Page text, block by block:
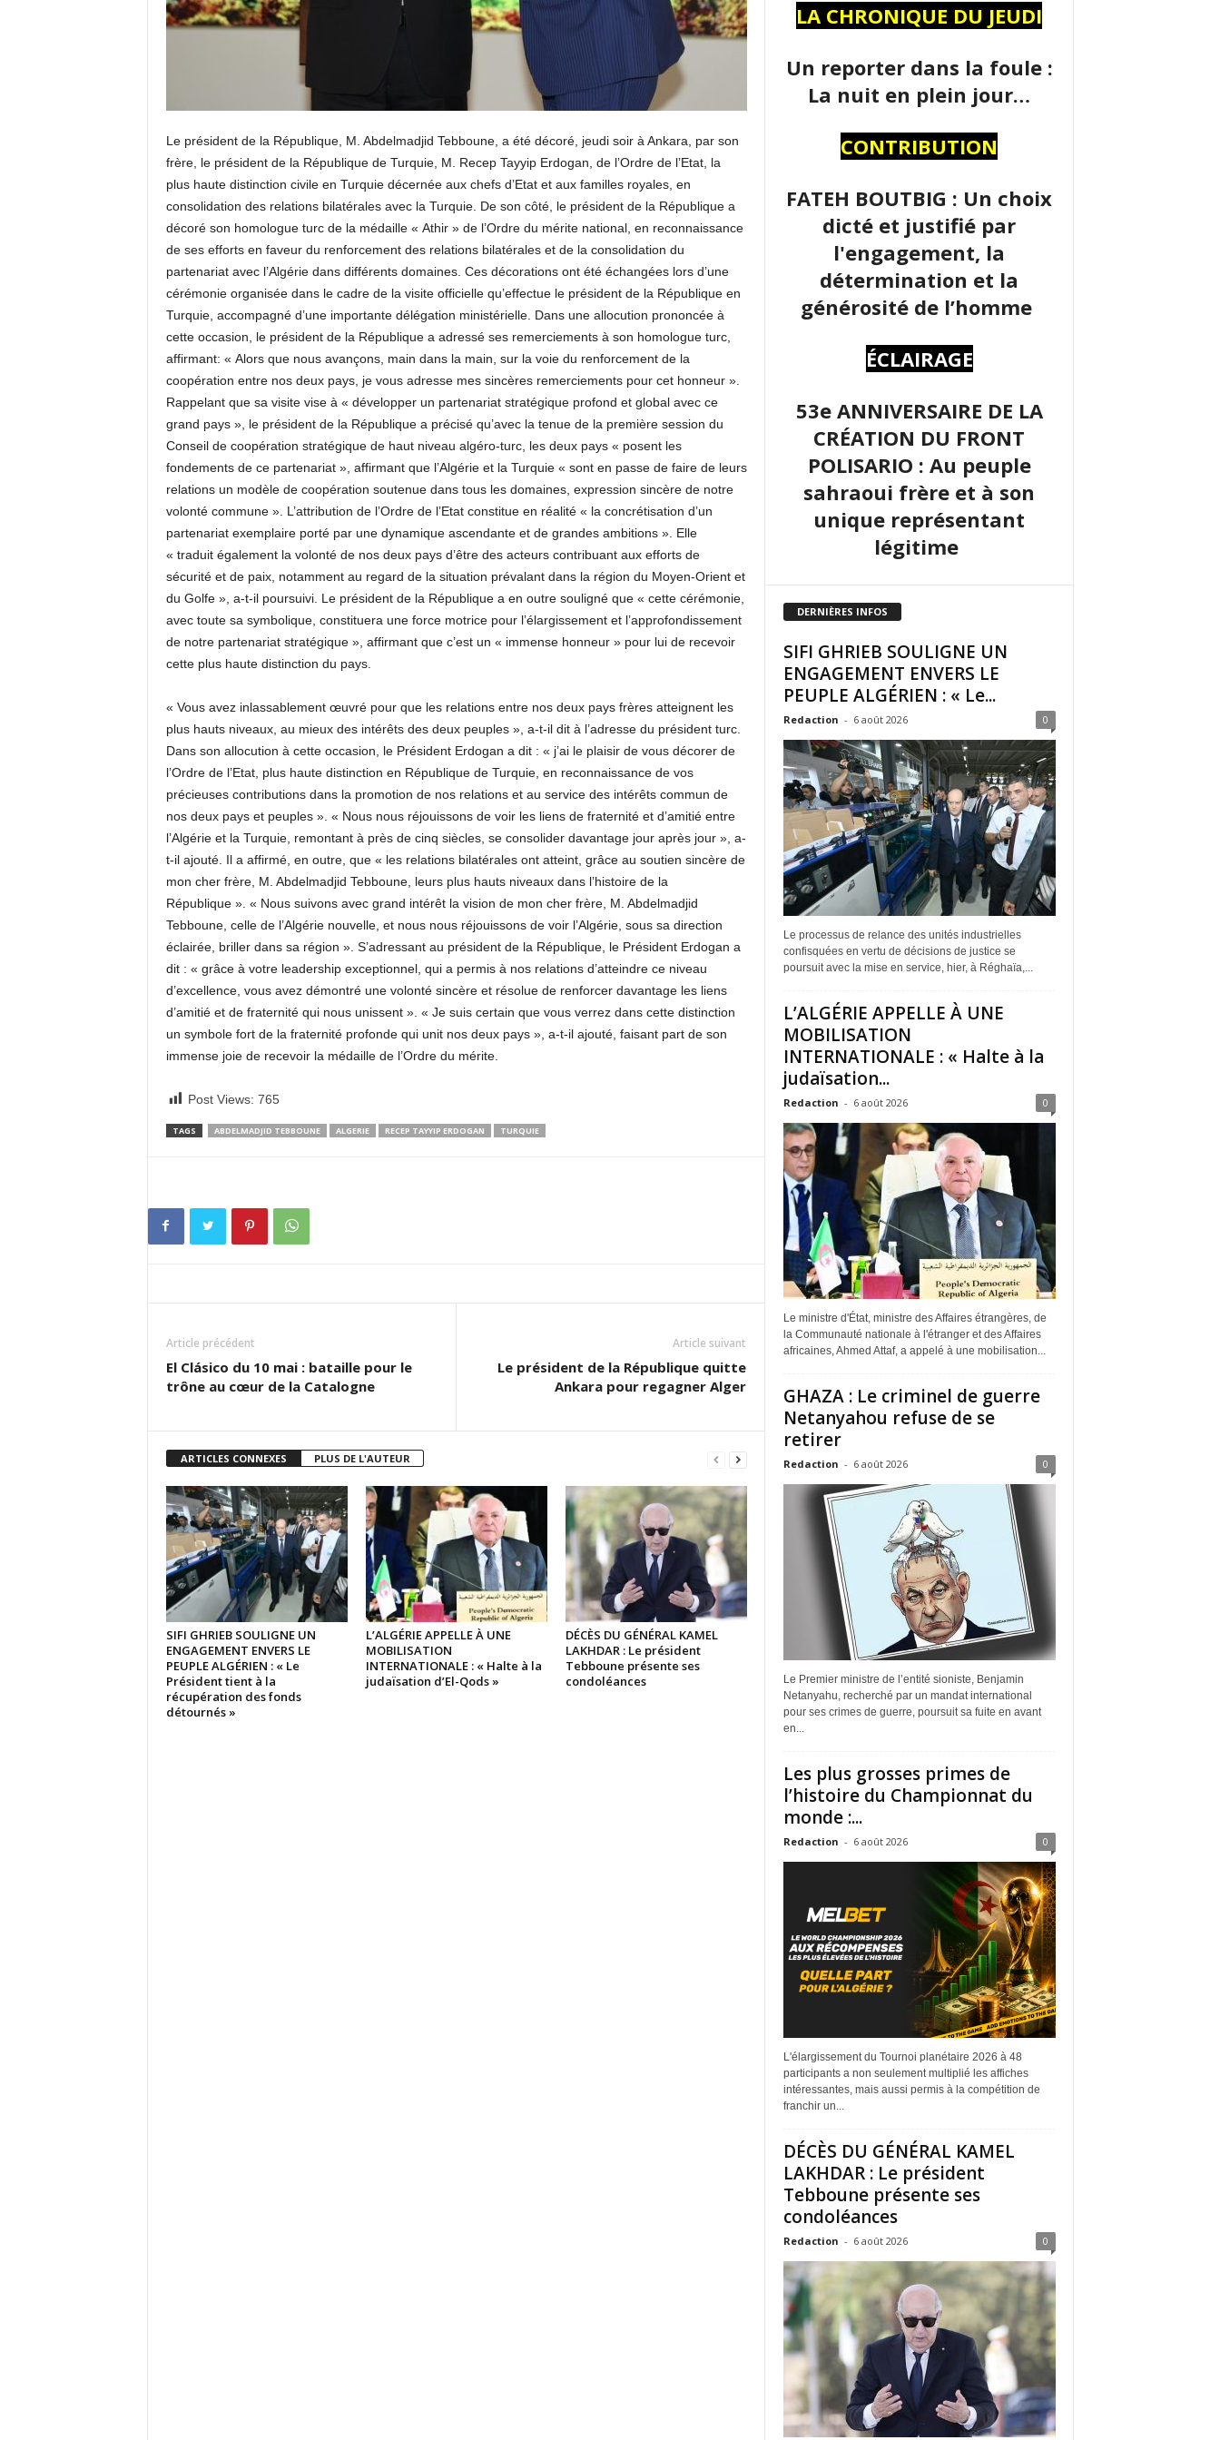
Le président de la République, M. Abdelmadjid Tebboune, a été décoré, jeudi soir à Ankara, par son
frère, le président de la République de Turquie, M. Recep Tayyip Erdogan, de l’Ordre de l’Etat, la
plus haute distinction civile en Turquie décernée aux chefs d’Etat et aux familles royales, en
consolidation des relations bilatérales avec la Turquie. De son côté, le président de la République a
décoré son homologue turc de la médaille « Athir » de l’Ordre du mérite national, en reconnaissance
de ses efforts en faveur du renforcement des relations bilatérales et de la consolidation du
partenariat avec l’Algérie dans différents domaines. Ces décorations ont été échangées lors d’une
cérémonie organisée dans le cadre de la visite officielle qu’effectue le président de la République en
Turquie, accompagné d’une importante délégation ministérielle. Dans une allocution prononcée à
cette occasion, le président de la République a adressé ses remerciements à son homologue turc,
affirmant: « Alors que nous avançons, main dans la main, sur la voie du renforcement de la
coopération entre nos deux pays, je vous adresse mes sincères remerciements pour cet honneur ».
Rappelant que sa visite vise à « développer un partenariat stratégique profond et global avec ce
grand pays », le président de la République a précisé qu’avec la tenue de la première session du
Conseil de coopération stratégique de haut niveau algéro-turc, les deux pays « posent les
fondements de ce partenariat », affirmant que l’Algérie et la Turquie « sont en passe de faire de leurs
relations un modèle de coopération soutenue dans tous les domaines, expression sincère de notre
volonté commune ». L’attribution de l’Ordre de l’Etat constitue en réalité « la concrétisation d’un
partenariat exemplaire porté par une dynamique ascendante et de grandes ambitions ». Elle
« traduit également la volonté de nos deux pays d’être des acteurs contribuant aux efforts de
sécurité et de paix, notamment au regard de la situation prévalant dans la région du Moyen-Orient et
du Golfe », a-t-il poursuivi. Le président de la République a en outre souligné que « cette cérémonie,
avec toute sa symbolique, constituera une force motrice pour l’élargissement et l’approfondissement
de notre partenariat stratégique », affirmant que c’est un « immense honneur » pour lui de recevoir
cette plus haute distinction du pays.
« Vous avez inlassablement œuvré pour que les relations entre nos deux pays frères atteignent les
plus hauts niveaux, au mieux des intérêts des deux peuples », a-t-il dit à l’adresse du président turc.
Dans son allocution à cette occasion, le Président Erdogan a dit : « j’ai le plaisir de vous décorer de
l’Ordre de l’Etat, plus haute distinction en République de Turquie, en reconnaissance de vos
précieuses contributions dans la promotion de nos relations et au service des intérêts commun de
nos deux pays et peuples ». « Nous nous réjouissons de voir les liens de fraternité et d’amitié entre
l’Algérie et la Turquie, remontant à près de cinq siècles, se consolider davantage jour après jour », a-
t-il ajouté. Il a affirmé, en outre, que « les relations bilatérales ont atteint, grâce au soutien sincère de
mon cher frère, M. Abdelmadjid Tebboune, leurs plus hauts niveaux dans l’histoire de la
République ». « Nous suivons avec grand intérêt la vision de mon cher frère, M. Abdelmadjid
Tebboune, celle de l’Algérie nouvelle, et nous nous réjouissons de voir l’Algérie, sous sa direction
éclairée, briller dans sa région ». S’adressant au président de la République, le Président Erdogan a
dit : « grâce à votre leadership exceptionnel, qui a permis à nos relations d’atteindre ce niveau
d’excellence, vous avez démontré une volonté sincère et résolue de renforcer davantage les liens
d’amitié et de fraternité qui nous unissent ». « Je suis certain que vous verrez dans cette distinction
un symbole fort de la fraternité profonde qui unit nos deux pays », a-t-il ajouté, faisant part de son
immense joie de recevoir la médaille de l’Ordre du mérite.
Post Views: 765
TAGS ABDELMADJID TEBBOUNE ALGERIE RECEP TAYYIP ERDOGAN TURQUIE
Article précédent
El Clásico du 10 mai : bataille pour le
trône au cœur de la Catalogne
Article suivant
Le président de la République quitte
Ankara pour regagner Alger
ARTICLES CONNEXES PLUS DE L'AUTEUR
SIFI GHRIEB SOULIGNE UN
ENGAGEMENT ENVERS LE
PEUPLE ALGÉRIEN : « Le
Président tient à la
récupération des fonds
détournés »
L’ALGÉRIE APPELLE À UNE
MOBILISATION
INTERNATIONALE : « Halte à la
judaïsation d’El-Qods »
DÉCÈS DU GÉNÉRAL KAMEL
LAKHDAR : Le président
Tebboune présente ses
condoléances
LA CHRONIQUE DU JEUDI
Un reporter dans la foule :
La nuit en plein jour…
CONTRIBUTION
FATEH BOUTBIG : Un choix
dicté et justifié par
l'engagement, la
détermination et la
générosité de l’homme
ÉCLAIRAGE
53e ANNIVERSAIRE DE LA
CRÉATION DU FRONT
POLISARIO : Au peuple
sahraoui frère et à son
unique représentant
légitime
DERNIÈRES INFOS
SIFI GHRIEB SOULIGNE UN
ENGAGEMENT ENVERS LE
PEUPLE ALGÉRIEN : « Le...
Redaction - 6 août 2026 0
Le processus de relance des unités industrielles
confisquées en vertu de décisions de justice se
poursuit avec la mise en service, hier, à Réghaïa,...
L’ALGÉRIE APPELLE À UNE
MOBILISATION
INTERNATIONALE : « Halte à la
judaïsation...
Redaction - 6 août 2026 0
Le ministre d'État, ministre des Affaires étrangères, de
la Communauté nationale à l'étranger et des Affaires
africaines, Ahmed Attaf, a appelé à une mobilisation...
GHAZA : Le criminel de guerre
Netanyahou refuse de se
retirer
Redaction - 6 août 2026 0
Le Premier ministre de l’entité sioniste, Benjamin
Netanyahu, recherché par un mandat international
pour ses crimes de guerre, poursuit sa fuite en avant
en...
Les plus grosses primes de
l’histoire du Championnat du
monde :...
Redaction - 6 août 2026 0
L'élargissement du Tournoi planétaire 2026 à 48
participants a non seulement multiplié les affiches
intéressantes, mais aussi permis à la compétition de
franchir un...
DÉCÈS DU GÉNÉRAL KAMEL
LAKHDAR : Le président
Tebboune présente ses
condoléances
Redaction - 6 août 2026 0